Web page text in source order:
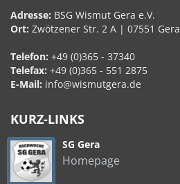
Adresse: BSG Wismut Gera e.V.
Ort: Zwötzener Str. 2 A | 07551 Gera
Telefon: +49 (0)365 - 37340
Telefax: +49 (0)365 - 551 2875
E-Mail: info@wismutgera.de
KURZ-LINKS
SG Gera
Homepage